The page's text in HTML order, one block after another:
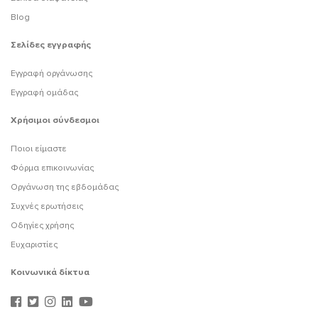
Blog
Σελίδες εγγραφής
Εγγραφή οργάνωσης
Εγγραφή ομάδας
Χρήσιμοι σύνδεσμοι
Ποιοι είμαστε
Φόρμα επικοινωνίας
Οργάνωση της εβδομάδας
Συχνές ερωτήσεις
Οδηγίες χρήσης
Ευχαριστίες
Κοινωνικά δίκτυα